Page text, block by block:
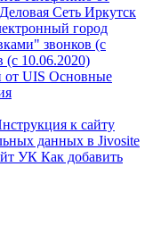
Сеть Иркутск
город
звонков (с
(с 10.06.2020)
от UIS Основные
к сайту
данных в Jivosite
УК Как добавить